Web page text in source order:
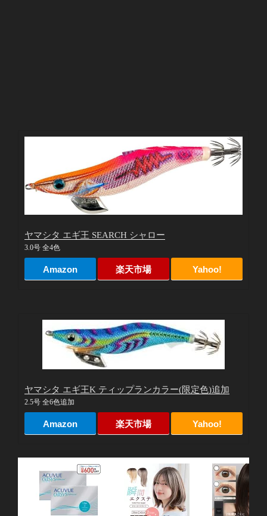
ヤマシタ エギ王 SEARCH シャロー
3.0号 全4色
Amazon 楽天市場 Yahoo!
ヤマシタ エギ王K ティップランカラー(限定色)追加
2.5号 全6色追加
Amazon 楽天市場 Yahoo!